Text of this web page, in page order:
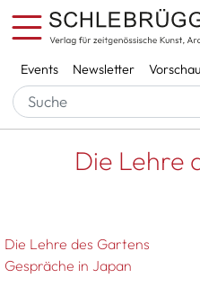
Direkt zum Inhalt
Services
Events Newsletter Vorschau
Startseite Die
Die Lehre
Die Lehre des Gartens
Gespräche in Japan